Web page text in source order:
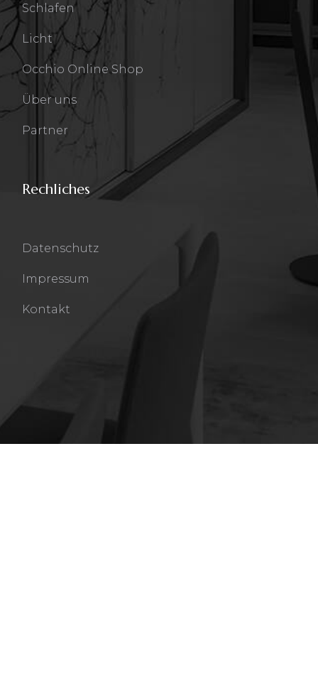
Schlafen
Licht
Occhio Online Shop
Über uns
Partner
Rechliches
Datenschutz
Impressum
Kontakt